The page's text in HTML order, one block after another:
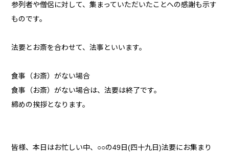
参列者や僧侶に対して、集まっていただいたことへの感謝も示す
ものです。
法要とお斎を合わせて、法事といいます。
食事（お斎）がない場合
食事（お斎）がない場合は、法要は終了です。
締めの挨拶となります。
皆様、本日はお忙しい中、○○の49日(四十九日)法要にお集まり